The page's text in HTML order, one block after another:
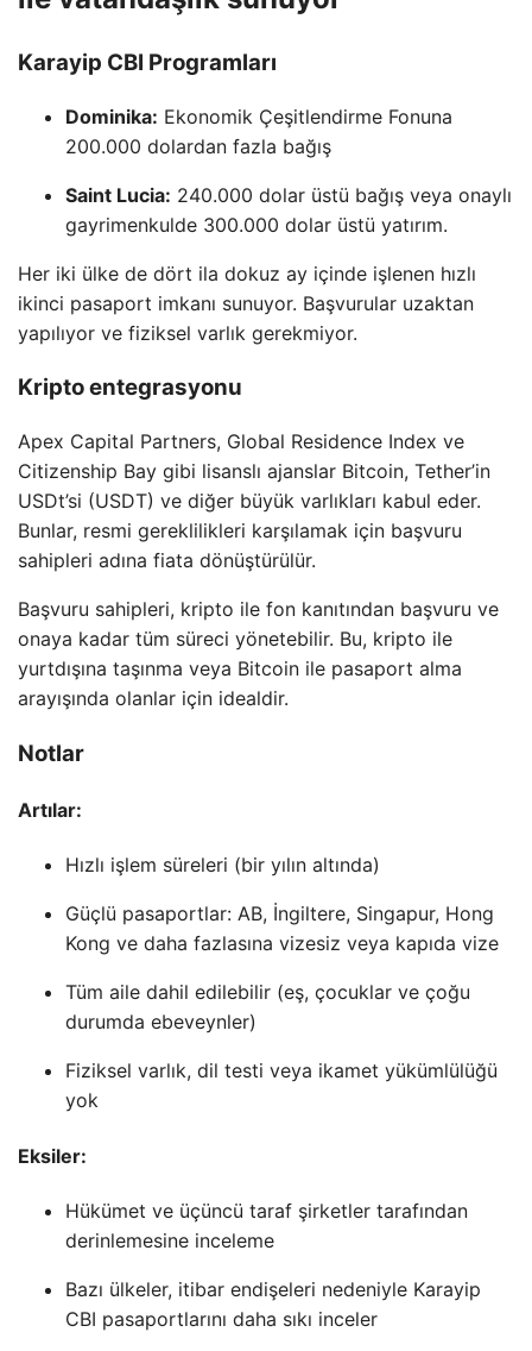
Karayip CBI Programları
Dominika: Ekonomik Çeşitlendirme Fonuna
200.000 dolardan fazla bağış
Saint Lucia: 240.000 dolar üstü bağış veya onaylı
gayrimenkulde 300.000 dolar üstü yatırım.
Her iki ülke de dört ila dokuz ay içinde işlenen hızlı
ikinci pasaport imkanı sunuyor. Başvurular uzaktan
yapılıyor ve fiziksel varlık gerekmiyor.
Kripto entegrasyonu
Apex Capital Partners, Global Residence Index ve
Citizenship Bay gibi lisanslı ajanslar Bitcoin, Tether’in
USDt’si (USDT) ve diğer büyük varlıkları kabul eder.
Bunlar, resmi gereklilikleri karşılamak için başvuru
sahipleri adına fiata dönüştürülür.
Başvuru sahipleri, kripto ile fon kanıtından başvuru ve
onaya kadar tüm süreci yönetebilir. Bu, kripto ile
yurtdışına taşınma veya Bitcoin ile pasaport alma
arayışında olanlar için idealdir.
Notlar
Artılar:
Hızlı işlem süreleri (bir yılın altında)
Güçlü pasaportlar: AB, İngiltere, Singapur, Hong
Kong ve daha fazlasına vizesiz veya kapıda vize
Tüm aile dahil edilebilir (eş, çocuklar ve çoğu
durumda ebeveynler)
Fiziksel varlık, dil testi veya ikamet yükümlülüğü
yok
Eksiler:
Hükümet ve üçüncü taraf şirketler tarafından
derinlemesine inceleme
Bazı ülkeler, itibar endişeleri nedeniyle Karayip
CBI pasaportlarını daha sıkı inceler